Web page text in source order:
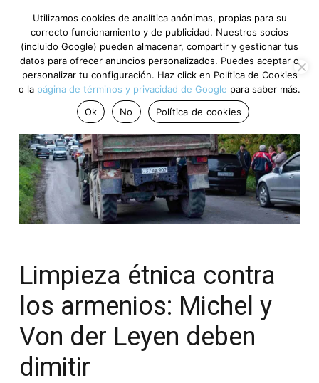
Limpieza étnica contra
los armenios: Michel y
Von der Leyen deben
dimitir
Utilizamos cookies de analítica anónimas, propias para su
correcto funcionamiento y de publicidad. Nuestros socios
(incluido Google) pueden almacenar, compartir y gestionar tus
datos para ofrecer anuncios personalizados. Puedes aceptar o
personalizar tu configuración. Haz click en Política de Cookies
o la página de términos y privacidad de Google para saber más.
Ok
No Política de cookies